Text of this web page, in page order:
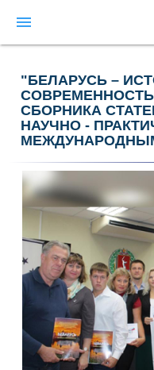
menu
"БЕЛАРУСЬ –
СБОРНИКА
НАУЧНО -